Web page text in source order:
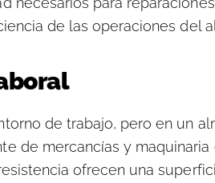
de las operaciones del
de trabajo, pero en un
de mercancías y maquinaria
ofrecen una